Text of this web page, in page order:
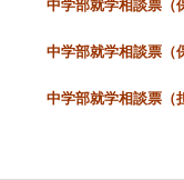
中学部就学相談票（
中学部就学相談票（